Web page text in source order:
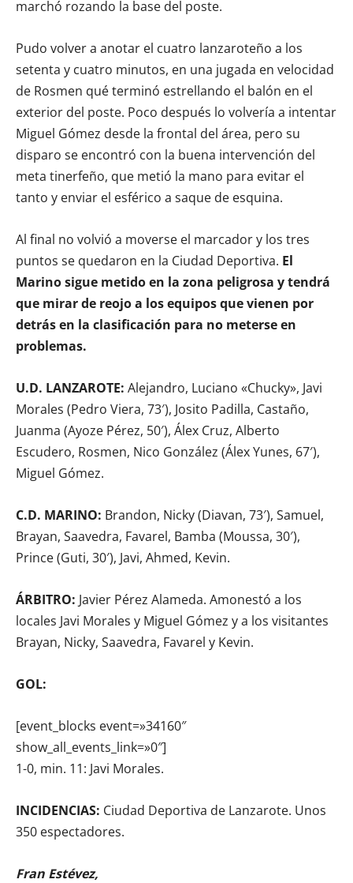
marchó rozando la base del poste.
Pudo volver a anotar el cuatro lanzaroteño a los
setenta y cuatro minutos, en una jugada en velocidad
de Rosmen qué terminó estrellando el balón en el
exterior del poste. Poco después lo volvería a intentar
Miguel Gómez desde la frontal del área, pero su
disparo se encontró con la buena intervención del
meta tinerfeño, que metió la mano para evitar el
tanto y enviar el esférico a saque de esquina.
Al final no volvió a moverse el marcador y los tres
puntos se quedaron en la Ciudad Deportiva. El
Marino sigue metido en la zona peligrosa y tendrá
que mirar de reojo a los equipos que vienen por
detrás en la clasificación para no meterse en
problemas.
U.D. LANZAROTE: Alejandro, Luciano «Chucky», Javi
Morales (Pedro Viera, 73′), Josito Padilla, Castaño,
Juanma (Ayoze Pérez, 50′), Álex Cruz, Alberto
Escudero, Rosmen, Nico González (Álex Yunes, 67′),
Miguel Gómez.
C.D. MARINO: Brandon, Nicky (Diavan, 73′), Samuel,
Brayan, Saavedra, Favarel, Bamba (Moussa, 30′),
Prince (Guti, 30′), Javi, Ahmed, Kevin.
ÁRBITRO: Javier Pérez Alameda. Amonestó a los
locales Javi Morales y Miguel Gómez y a los visitantes
Brayan, Nicky, Saavedra, Favarel y Kevin.
GOL:
[event_blocks event=»34160″
show_all_events_link=»0″]
1-0, min. 11: Javi Morales.
INCIDENCIAS: Ciudad Deportiva de Lanzarote. Unos
350 espectadores.
Fran Estévez,